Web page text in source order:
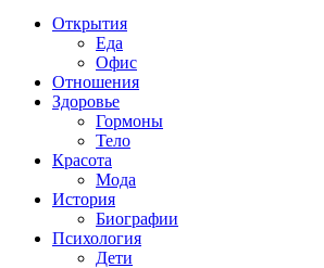
Открытия
Еда
Офис
Отношения
Здоровье
Гормоны
Тело
Красота
Мода
История
Биографии
Психология
Дети